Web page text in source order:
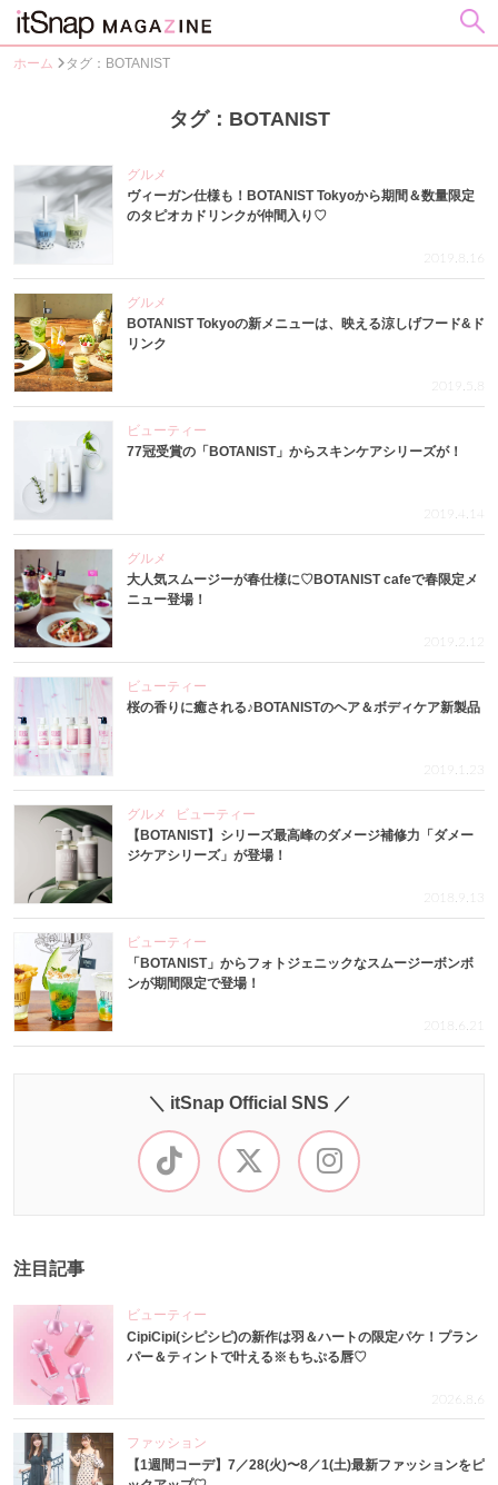
ホーム タグ：BOTANIST
タグ：BOTANIST
グルメ
ヴィーガン仕様も！BOTANIST Tokyoから期間＆数量限定
のタピオカドリンクが仲間入り♡
2019.8.16
グルメ
BOTANIST Tokyoの新メニューは、映える涼しげフード&ド
リンク
2019.5.8
ビューティー
77冠受賞の「BOTANIST」からスキンケアシリーズが！
2019.4.14
グルメ
大人気スムージーが春仕様に♡BOTANIST cafeで春限定メ
ニュー登場！
2019.2.12
ビューティー
桜の香りに癒される♪BOTANISTのヘア＆ボディケア新製品
2019.1.23
グルメ
ビューティー
【BOTANIST】シリーズ最高峰のダメージ補修力「ダメー
ジケアシリーズ」が登場！
2018.9.13
ビューティー
「BOTANIST」からフォトジェニックなスムージーボンボ
ンが期間限定で登場！
2018.6.21
＼ itSnap Official SNS ／
注目記事
ビューティー
CipiCipi(シピシピ)の新作は羽＆ハートの限定パケ！プラン
パー＆ティントで叶える※もちぷる唇♡
2026.8.6
ファッション
【1週間コーデ】7／28(火)〜8／1(土)最新ファッションをピ